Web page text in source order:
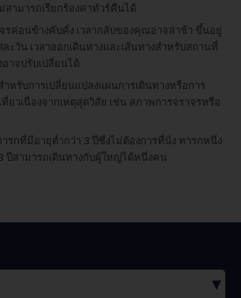
ามารถเรียกร้องค่าทัวร์คืนได้
รค่อนข้างคับคั่ง เวลากลับของคุณอาจล่าช้า ขึ้นอยู่
ะวัน เวลาออกเดินทางและเส้นทางสำหรับสถานที่
าจปรับเปลี่ยนได้
หรับการเปลี่ยนแปลงแผนการเดินทางหรือการ
ยวเนื่องจากเหตุสุดวิสัย เช่น สภาพการจราจรหรือ
รกที่มีอายุต่ำกว่า 3 ปีซึ่งไม่ต้องการที่นั่ง ทารกหนึ่ง
ปีสามารถเดินทางกับผู้ใหญ่ได้หนึ่งคน
▾